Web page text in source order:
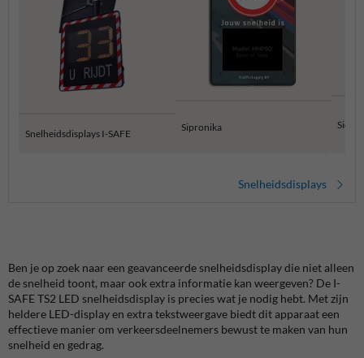
Snelheidsdisplays I-SAFE
Sipronika
Snelheidsdisplays
Ben je op zoek naar een geavanceerde snelheidsdisplay die niet alleen
de snelheid toont, maar ook extra informatie kan weergeven? De I-
SAFE TS2 LED snelheidsdisplay is precies wat je nodig hebt. Met zijn
heldere LED-display en extra tekstweergave biedt dit apparaat een
effectieve manier om verkeersdeelnemers bewust te maken van hun
snelheid en gedrag.​